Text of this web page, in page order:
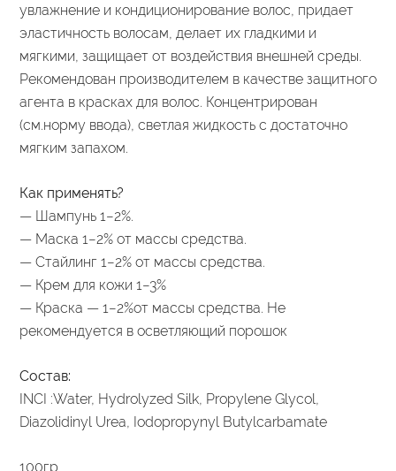
увлажнение и кондиционирование волос, придает
эластичность волосам, делает их гладкими и
мягкими, защищает от воздействия внешней среды.
Рекомендован производителем в качестве защитного
агента в красках для волос. Концентрирован
(см.норму ввода), светлая жидкость с достаточно
мягким запахом.
Как применять?
— Шампунь 1−2%.
— Маска 1−2% от массы средства.
— Стайлинг 1−2% от массы средства.
— Крем для кожи 1−3%
— Краска — 1−2%от массы средства. Не
рекомендуется в осветляющий порошок
Состав:
INCI :Water, Hydrolyzed Silk, Propylene Glycol,
Diazolidinyl Urea, Iodopropynyl Butylcarbamate
100гр